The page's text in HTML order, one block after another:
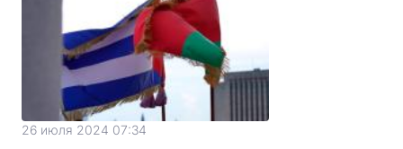
26 июля 2024 07:34